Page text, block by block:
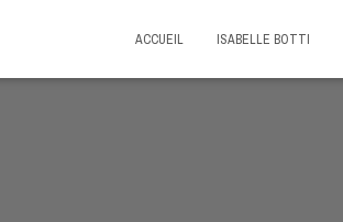
ACCUEIL ISABELLE BOTTI